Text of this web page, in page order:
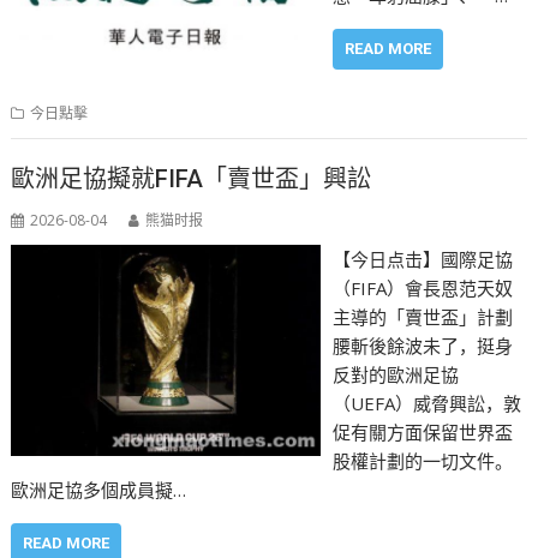
READ MORE
今日點擊
歐洲足協擬就FIFA「賣世盃」興訟
2026-08-04 熊猫时报
【今日点击】國際足協
（FIFA）會長恩范天奴
主導的「賣世盃」計劃
腰斬後餘波未了，挺身
反對的歐洲足協
（UEFA）威脅興訟，敦
促有關方面保留世界盃
股權計劃的一切文件。
歐洲足協多個成員擬…
READ MORE